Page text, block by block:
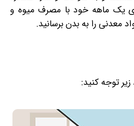
یک ماهه خود با مصرف میوه و
معدنی را به بدن برسانید.
توجه کنید: